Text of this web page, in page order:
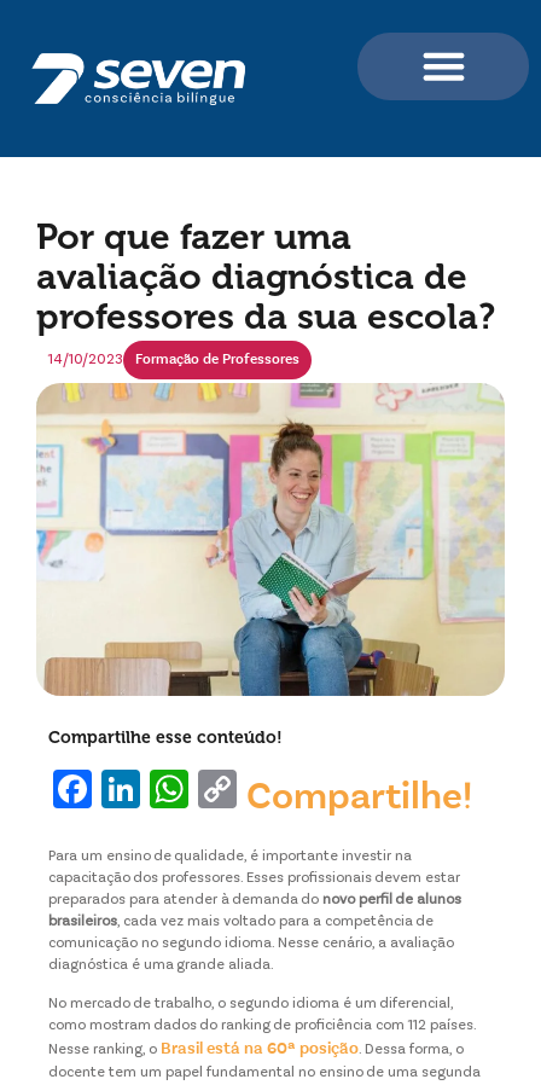
Por que fazer uma
avaliação diagnóstica de
professores da sua escola?
14/10/2023 Formação de Professores
Compartilhe esse conteúdo!
Facebook
LinkedIn
WhatsApp
Copy
Compartilhe!
Para um ensino de qualidade, é importante investir na
capacitação dos professores. Esses profissionais devem estar
preparados para atender à demanda do novo perfil de alunos
brasileiros, cada vez mais voltado para a competência de
comunicação no segundo idioma. Nesse cenário, a avaliação
diagnóstica é uma grande aliada.
No mercado de trabalho, o segundo idioma é um diferencial,
como mostram dados do ranking de proficiência com 112 países.
Nesse ranking, o Brasil está na 60ª posição. Dessa forma, o
docente tem um papel fundamental no ensino de uma segunda